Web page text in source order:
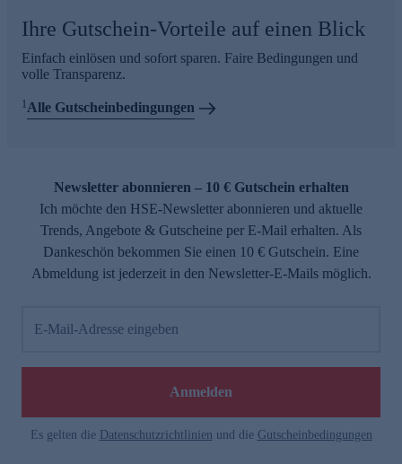
Ihre Gutschein-Vorteile auf einen Blick
Einfach einlösen und sofort sparen. Faire Bedingungen und
volle Transparenz.
1Alle Gutscheinbedingungen
Newsletter abonnieren – 10 € Gutschein erhalten
Ich möchte den HSE-Newsletter abonnieren und aktuelle
Trends, Angebote & Gutscheine per E-Mail erhalten. Als
Dankeschön bekommen Sie einen 10 € Gutschein. Eine
Abmeldung ist jederzeit in den Newsletter-E-Mails möglich.
E-Mail-Adresse eingeben
Anmelden
Es gelten die Datenschutzrichtlinien und die Gutscheinbedingungen